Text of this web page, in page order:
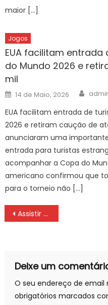
maior […]
Jogos
EUA facilitam
do Mundo 2026 e
mil
Posted
on
14 de Maio, 2026
EUA facilitam entrada de
2026 e retiram caução de
anunciaram uma
entrada para turistas
acompanhar a Copa do
americano confirmou que
para o torneio não […]
Navegação
de
Assistir Audax-RJ x Flamengo pelo Campeonato Carioca QUINTA (10/02) às 19 hs – CARIOCÃO 2022
Deixe um
O seu endereço de email
obrigatórios marcados